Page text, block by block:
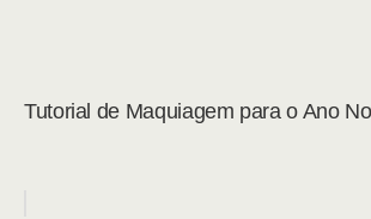
Tutorial de Maquiagem para o Ano